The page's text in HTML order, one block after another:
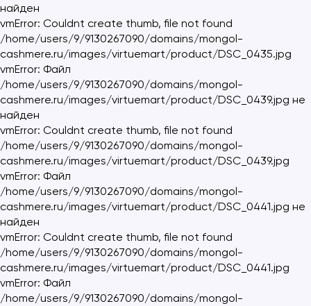
найден
vmError: Couldnt create thumb, file not found
/home/users/9/9130267090/domains/mongol-
cashmere.ru/images/virtuemart/product/DSC_0435.jpg
vmError: Файл
/home/users/9/9130267090/domains/mongol-
cashmere.ru/images/virtuemart/product/DSC_0439.jpg не
найден
vmError: Couldnt create thumb, file not found
/home/users/9/9130267090/domains/mongol-
cashmere.ru/images/virtuemart/product/DSC_0439.jpg
vmError: Файл
/home/users/9/9130267090/domains/mongol-
cashmere.ru/images/virtuemart/product/DSC_0441.jpg не
найден
vmError: Couldnt create thumb, file not found
/home/users/9/9130267090/domains/mongol-
cashmere.ru/images/virtuemart/product/DSC_0441.jpg
vmError: Файл
/home/users/9/9130267090/domains/mongol-